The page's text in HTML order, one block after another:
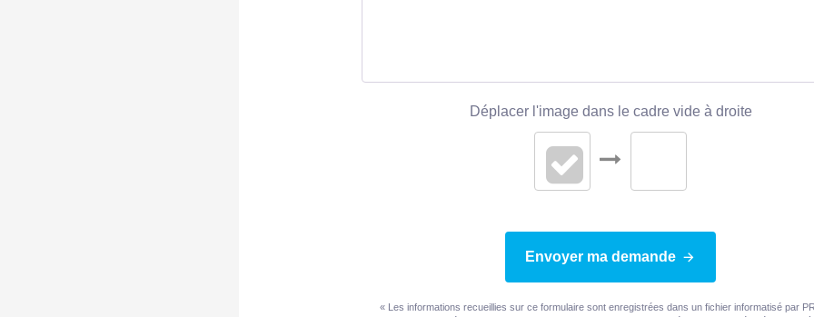
Déplacer l'image dans le cadre vide à droite
Envoyer ma demande
« Les informations recueillies sur ce formulaire sont enregistrées dans un fichier informatisé par